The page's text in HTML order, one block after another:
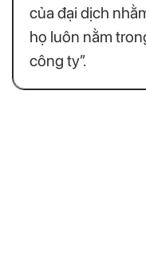
của đại dịch
họ luôn nằm
công ty”.